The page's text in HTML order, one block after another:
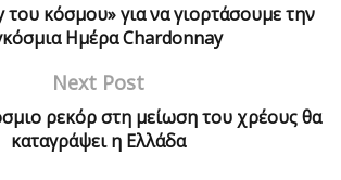
κόσμου» για να γιορτάσουμε την
Ημέρα Chardonnay
Next Post
ρεκόρ στη μείωση του χρέους θα
καταγράψει η Ελλάδα